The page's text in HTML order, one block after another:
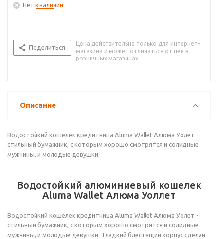
Нет в наличии
Поделиться
Цена действительна только для интернет-
магазина и может отличаться от цен в
розничных магазинах
Описание
Водостойкий кошелек кредитница Aluma Wallet Алюма Уолет -
стильный бумажник, с которым хорошо смотрятся и солидные
мужчины, и молодые девушки.
Водостойкий алюминиевый кошелек
Aluma Wallet Алюма Уоллет
Водостойкий кошелек кредитница Aluma Wallet Алюма Уолет -
стильный бумажник, с которым хорошо смотрятся и солидные
мужчины, и молодые девушки. Гладкий блестящий корпус сделан